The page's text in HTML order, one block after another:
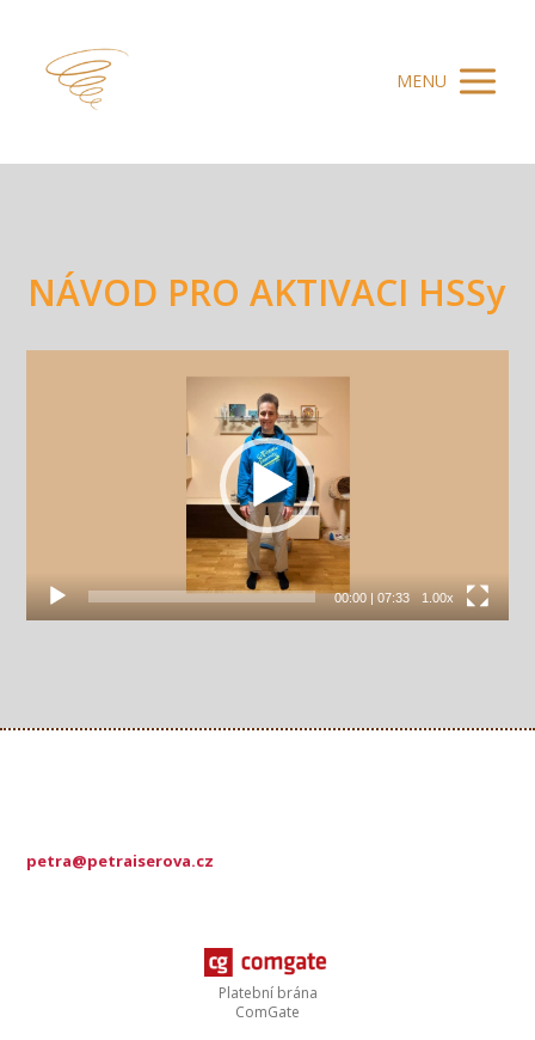
MENU
NÁVOD PRO AKTIVACI HSSy
00:00| 07:33 1.00x
petra@petraiserova.cz
Platební brána
ComGate